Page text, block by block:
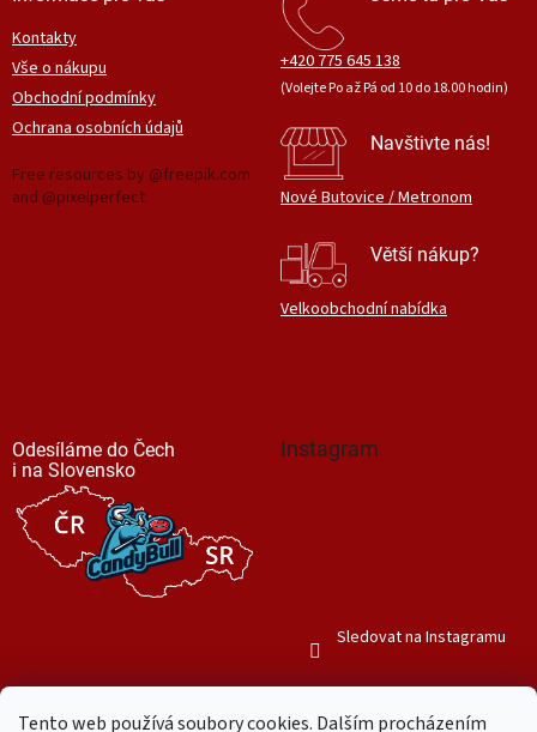
Tento web používá soubory cookies. Dalším procházením
Kontakty
Vše o nákupu
Obchodní podmínky
Ochrana osobních údajů
Free resources by @freepik.com
and @pixelperfect
+420 775 645 138
(Volejte Po až Pá od 10 do 18.00 hodin)
Navštivte nás!
Nové Butovice / Metronom
Větší nákup?
Velkoobchodní nabídka
Odesíláme do Čech
i na Slovensko
Instagram
Sledovat na Instagramu